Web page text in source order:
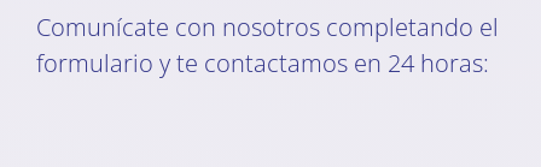
Comunícate con nosotros completando el
formulario y te contactamos en 24 horas: